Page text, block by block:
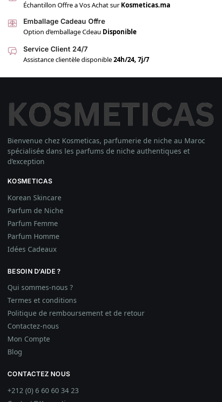
Échantillon Offre a Vos Achat surKosmeticas.ma
Emballage Cadeau Offre
Option d’emballage Cdeau Disponible
Service Client 24/7
Assistance clientèle disponible24h/24, 7j/7
Bienvenue chez Kosmeticas, parfumerie de niche au Maroc
spécialisée dans les parfums de niche authentiques et
d’exception
KOSMETICAS
Korean Skincare
Parfum de Niche
Parfum Femme
Parfum Homme
Idées Cadeaux
BESOIN D’AIDE ?
Qui sommes-nous ?
Termes et conditions
Politique de remboursement et de retour
Contactez-nous
Mon Compte
Blog
CONTACTEZ NOUS
+212 (0) 6 60 60 34 23